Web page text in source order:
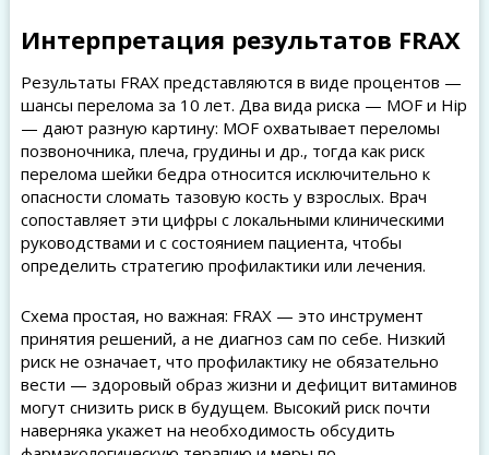
Интерпретация результатов FRAX
Результаты FRAX представляются в виде процентов —
шансы перелома за 10 лет. Два вида риска — MOF и Hip
— дают разную картину: MOF охватывает переломы
позвоночника, плеча, грудины и др., тогда как риск
перелома шейки бедра относится исключительно к
опасности сломать тазовую кость у взрослых. Врач
сопоставляет эти цифры с локальными клиническими
руководствами и с состоянием пациента, чтобы
определить стратегию профилактики или лечения.
Схема простая, но важная: FRAX — это инструмент
принятия решений, а не диагноз сам по себе. Низкий
риск не означает, что профилактику не обязательно
вести — здоровый образ жизни и дефицит витаминов
могут снизить риск в будущем. Высокий риск почти
наверняка укажет на необходимость обсудить